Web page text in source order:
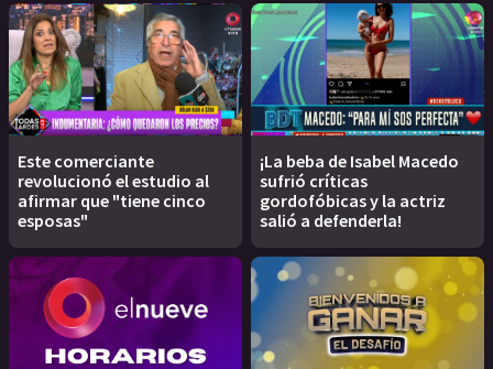
Este comerciante
revolucionó el estudio al
afirmar que "tiene cinco
esposas"
¡La beba de Isabel Macedo
sufrió críticas
gordofóbicas y la actriz
salió a defenderla!